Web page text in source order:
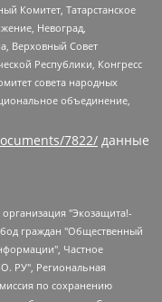
Комитет, Татарстанское
Невоград,
Верховный Совет
Республики, Конгресс
совета народных
объединение,
7822/ данные
с ограниченной ответственностью "Нобелевский призыв", Гималова Регина Эмилевна, Григорьев Андрей Валерьевич, Григорьева Алина Александровна, Ассоциация по содействию защите прав призывников, альтернативнослужащих и военнослужащих "Правозащитная группа "Гражданин.Армия.Право", Хисамова Регина Фаритовна, Автономная некоммерческая организация по реализации социально-правовых программ "Лилит", Дальневосточное общественное движение "Маяк", Санкт-Петербургская ЛГБТ-инициативная группа "Выход", Инициативная группа ЛГБТ+ "Реверс", Алексеев Андрей Викторович, Бекбулатова Таисия Львовна, Беляев Иван Михайлович, Владыкина Елена Сергеевна, Гельман Марат Александрович, Никульшина Вероника Юрьевна, Толоконникова Надежда Андреевна, Шендерович Виктор Анатольевич, Общество с ограниченной ответственностью "Данное сообщение", Общество с ограниченной ответственностью Издательский дом "Новая глава", Айнбиндер Александра Александровна, Московский комьюнити-центр для ЛГБТ+инициатив, Благотворительный фонд развития филантропии, Deutsche Welle (Германия, Kurt-Schumacher-Strasse 3, 53113 Bonn), Борзунова Мария Михайловна, Воробьев Виктор Викторович, Голубева Анна Львовна, Константинова Алла Михайловна, Малкова Ирина Владимировна, Мурадов Мурад Абдулгалимович, Осетинская Елизавета Николаевна, Понасенков Евгений Николаевич, Ганапольский Матвей Юрьевич, Киселев Евгений Алексеевич, Борухович Ирина Григорьевна, Дремин Иван Тимофеевич, Дубровский Дмитрий Викторович, Красноярская региональная общественная организация поддержки и развития альтернативных образовательных технологий и межкультурных коммуникаций "ИНТЕРРА", Маяковская Екатерина Алексеевна, Фейгин Марк Захарович, Филимонов Андрей Викторович, Дзугкоева Регина Николаевна, Доброхотов Роман Александрович, Дудь Юрий Александрович, Елкин Сергей Владимирович, Кругликов Кирилл Игоревич, Сабунаева Мария Леонидовна, Семенов Алексей Владимирович, Шаинян Карен Багратович, Шульман Екатерина Михайловна, Асафьев Артур Валерьевич, Вахштайн Виктор Семенович, Венедиктов Алексей Алексеевич, Лушникова Екатерина Евгеньевна, Волков Леонид Михайлович, Невзоров Александр Глебович, Пархоменко Сергей Борисович, Сироткин Ярослав Николаевич, Кара-Мурза Владимир Владимирович, Баранова Наталья Владимировна, Гозман Леонид Яковлевич, Кагарлицкий Борис Юльевич, Климарев Михаил Валерьевич, Милов Владимир Станиславович, Автономная некоммерческая организация Краснодарский центр современного искусства "Типография", Моргенштерн Алишер Тагирович, Соболь Любовь Эдуардовна, Общество с ограниченной ответственностью "ЛИЗА НОРМ", Каспаров Гарри Кимович, Ходорковский Михаил Борисович, Общество с ограниченной ответственностью "Апрельские тезисы", Данилович Ирина Брониславовна, Кашин Олег Владимирович, Петров Николай Владимирович, Пивоваров Алексей Владимирович, Соколов Михаил Владимирович, Цветкова Юлия Владимировна, Чичваркин Евгений Александрович, Комитет против пыток/Команда против пыток, Общество с ограниченной ответственностью "Первый научный", Общество с ограниченной ответственностью "Вертолет и ко", Белоцерковская Вероника Борисовна, Кац Максим Евгеньевич, Лазарева Татьяна Юрьевна, Шаведдинов Руслан Табризович, Яшин Илья Валерьевич, Общество с ограниченной ответственностью "Иноагент ААВ", Алешковский Дмитрий Петрович, Альбац Евгения Марковна, Быков Дмитрий Львович, Галямина Юлия Евгеньевна, Лойко Сергей Леонидович, Мартынов Кирилл Константинович, Медведев Сергей Александрович, Крашенинников Федор Геннадиевич, Гордеева Катерина Вл